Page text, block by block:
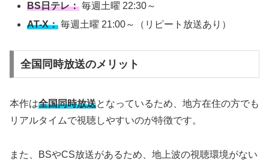
BS日テレ： 毎週土曜 22:30～
AT-X： 毎週土曜 21:00～（リピート放送あり）
全国同時放送のメリット
本作は全国同時放送となっているため、地方在住の方でも
リアルタイムで視聴しやすいのが特徴です。
また、BSやCS放送があるため、地上波の視聴環境がない